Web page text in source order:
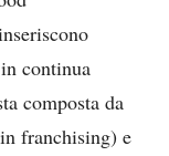
continua
composta da
franchising) e